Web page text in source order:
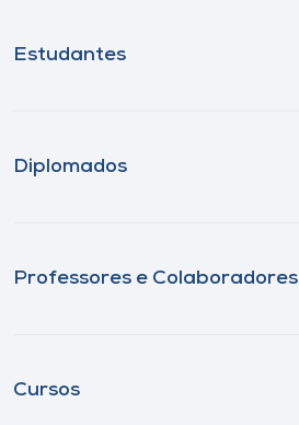
Estudantes
Diplomados
Professores e Colaboradores
Cursos